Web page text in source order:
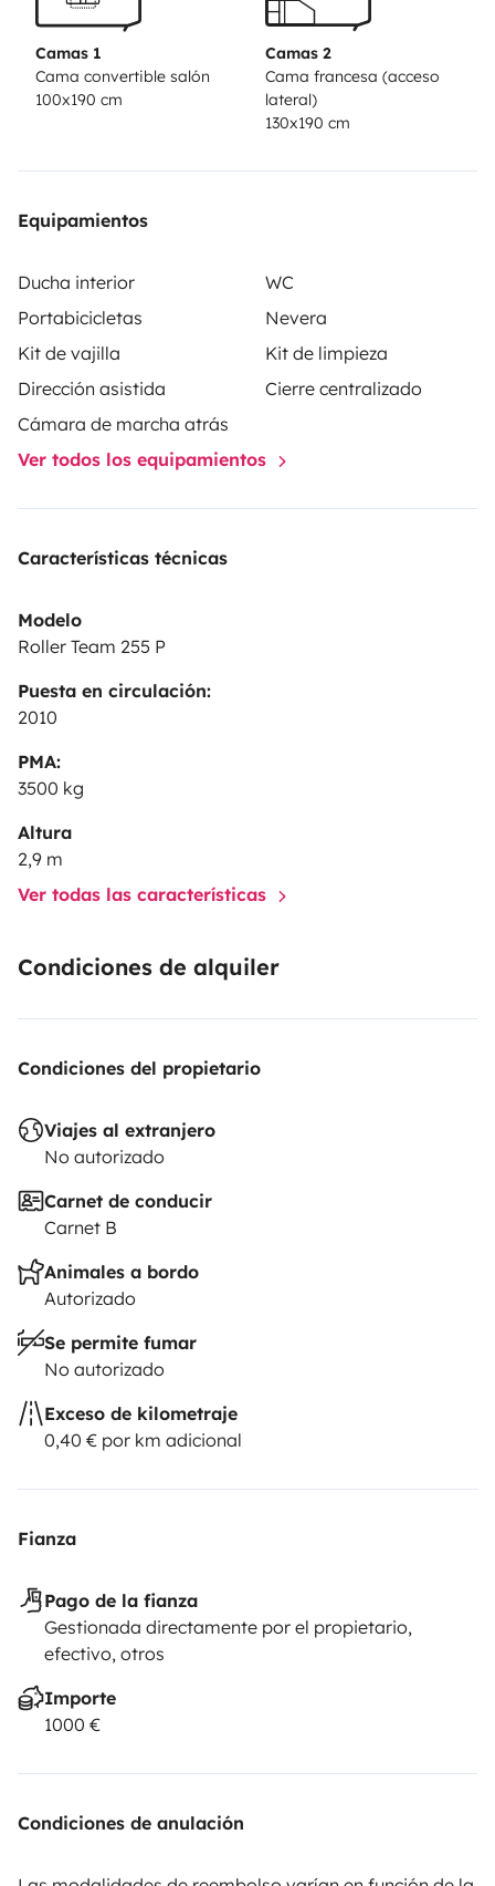
Camas 1
Cama convertible salón
100x190 cm
Camas 2
Cama francesa (acceso
lateral)
130x190 cm
Equipamientos
Ducha interior
WC
Portabicicletas
Nevera
Kit de vajilla
Kit de limpieza
Dirección asistida
Cierre centralizado
Cámara de marcha atrás
Ver todos los equipamientos
Características técnicas
Modelo
Roller Team 255 P
Puesta en circulación:
2010
PMA:
3500 kg
Altura
2,9 m
Ver todas las características
Condiciones de alquiler
Condiciones del propietario
Viajes al extranjero
No autorizado
Carnet de conducir
Carnet B
Animales a bordo
Autorizado
Se permite fumar
No autorizado
Exceso de kilometraje
0,40 € por km adicional
Fianza
Pago de la fianza
Gestionada directamente por el propietario,
efectivo, otros
Importe
1000 €
Condiciones de anulación